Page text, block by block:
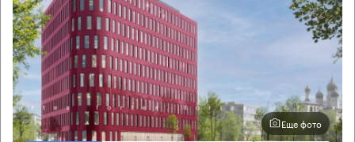
Еще фото